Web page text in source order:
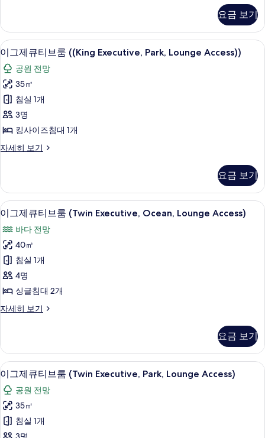
Lounge
Access)
사
진
모
두
보
기
티
브
룸
(King
Executive,
Ocean,
Lounge
Access)
자
세
히
보
요금 보기
이
그
제
큐
티
브
룸
((King
Lounge
Access))
사
진
모
두
보
기
이그제큐티브룸 ((King Executive,
13
이그제큐티브룸 ((King Executive, Park, Lounge Access))
공원 전망
35㎡
침실 1개
3명
킹사이즈침대 1개
자세히 보기
이
티
브
룸
((King
Executive,
Park,
Lounge
Access))
자
세
히
보
요금 보기
이
그
제
큐
티
브
룸
(Twin
Lounge
Access)
사
진
모
두
이그제큐티브룸 (Twin Executive,
16
이그제큐티브룸 (Twin Executive, Ocean, Lounge Access)
바다 전망
40㎡
침실 1개
4명
싱글침대 2개
자세히 보기
이
티
브
룸
(Twin
Executive,
Ocean,
Lounge
Access)
자
요금 보기
이
그
제
큐
티
이그제큐티브룸 (Twin Executive,
12
이그제큐티브룸 (Twin Executive, Park, Lounge Access)
공원 전망
35㎡
침실 1개